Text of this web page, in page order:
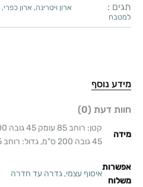
תגים : ארון ויטרינה, ארון כפרי,
למטבח
מידע נוסף
חוות דעת (0)
מידה
45 גובה 200 ס"מ, גדול: רוחב 125 עומק 45 גובה 210 ס"מ
אפשרות
משלוח
איסוף עצמי, גדרה עד חדרה